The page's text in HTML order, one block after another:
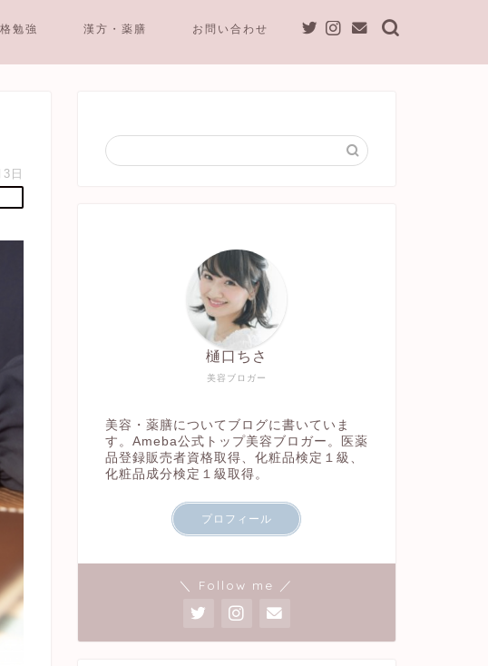
勉強 漢方・薬膳 お問い合わせ
日
美容ブロガー
樋口ちさ
美容・薬膳についてブログに書いていま
す。Ameba公式トップ美容ブロガー。医薬
品登録販売者資格取得、化粧品検定１級、
化粧品成分検定１級取得。
プロフィール
＼ Follow me ／